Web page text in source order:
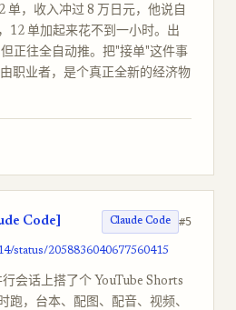
单，收入冲过 8 万日元，他说自
12 单加起来花不到一小时。出
正往全自动推。把"接单"这件事
职业者，是个真正全新的经济物
Code] Claude Code #5
status/2058836040677560415
会话上搭了个 YouTube Shorts
跑，台本、配图、配音、视频、